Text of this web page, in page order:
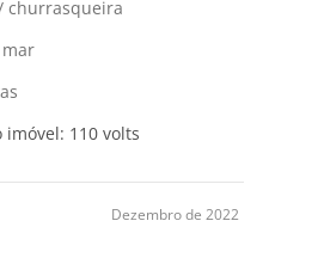
churrasqueira
imóvel: 110 volts
Dezembro de 2022